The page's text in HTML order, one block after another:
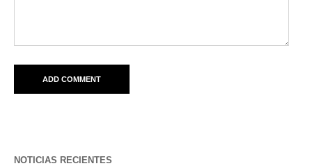
NOTICIAS RECIENTES